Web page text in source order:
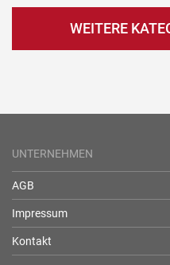
WEITERE
UNTERNEHMEN
AGB
Impressum
Kontakt